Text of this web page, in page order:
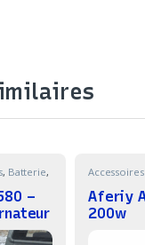
, Batterie,
–
Aferiy
200w